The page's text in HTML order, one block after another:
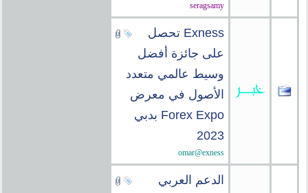
seragsamy
Exness تحصل
على جائزة أفضل
وسيط عالمي متعدد
الأصول في معرض
Forex Expo بدبي
2023
omar@exness
الدعم العربي